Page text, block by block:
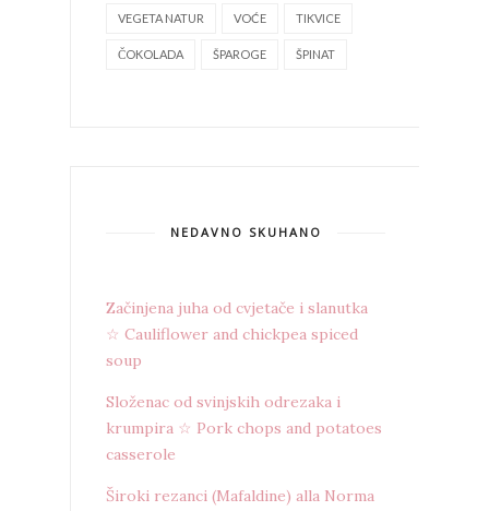
VEGETA NATUR VOĆE TIKVICE
ČOKOLADA ŠPAROGE ŠPINAT
NEDAVNO SKUHANO
Začinjena juha od cvjetače i slanutka
☆ Cauliflower and chickpea spiced
soup
Složenac od svinjskih odrezaka i
krumpira ☆ Pork chops and potatoes
casserole
Široki rezanci (Mafaldine) alla Norma